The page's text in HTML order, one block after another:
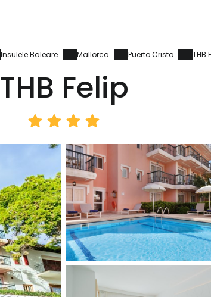
Insulele Baleare Mallorca Puerto Cristo THB
THB Felip
Conectați-
... comunitatea mondială a călătorilor